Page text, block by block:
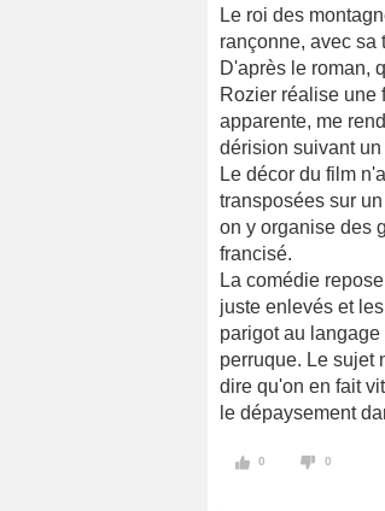
Le roi des
rançonne, avec sa
D'après le roman,
Rozier réalise une
apparente, me
dérision suivant
Le décor du film
transposées sur
on y organise des
francisé.
La comédie
juste enlevés et
parigot au
perruque. Le sujet
dire qu'on en fait
le dépaysement
0 0